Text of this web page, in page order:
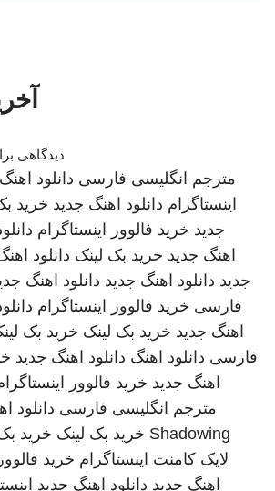
دیدگاهی
مترجم انگلیسی فارسی دانلود
اینستاگرام دانلود اهنگ جدید خرید
جدید خرید فالوور اینستاگرام
اهنگ جدید خرید بک لینک دانلود
جدید دانلود اهنگ جدید دانلود اهنگ
فارسی خرید فالوور اینستاگرام
اهنگ جدید خرید بک لینک خرید بک
فارسی دانلود اهنگ دانلود اهنگ جدید
اهنگ جدید خرید فالوور
مترجم انگلیسی فارسی دانلود
Shadowing خرید بک لینک خرید
لایک کامنت اینستاگرام خرید
اهنگ جدید دانلود اهنگ جدید